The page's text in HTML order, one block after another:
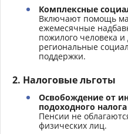
Комплексные
Включают помощь
ежемесячные
пожилого человека
региональные
поддержки.
2. Налоговые льготы
Освобождение от
подоходного налога
Пенсии не
физических лиц.